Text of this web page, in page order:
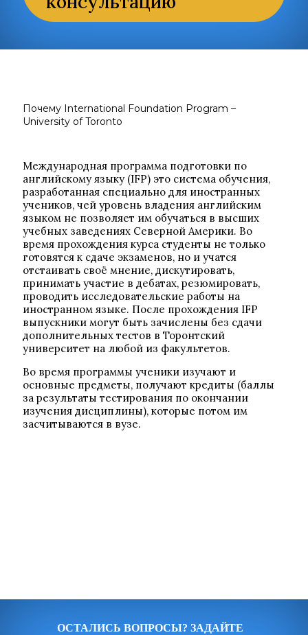
Почему International Foundation Program –
University of Toronto
Международная программа подготовки по
английскому языку (IFP) это система обучения,
разработанная специально для иностранных
учеников, чей уровень владения английским
языком не позволяет им обучаться в высших
учебных заведениях Северной Америки. Во
время прохождения курса студенты не только
готовятся к сдаче экзаменов, но и учатся
отстаивать своё мнение, дискутировать,
принимать участие в дебатах, резюмировать,
проводить исследовательские работы на
иностранном языке. После прохождения IFP
выпускники могут быть зачислены без сдачи
дополнительных тестов в Торонтский
университет на любой из факультетов.
Во время программы ученики изучают и
основные предметы, получают кредиты (баллы
за результаты тестирования по окончании
изучения дисциплины), которые потом им
засчитываются в вузе.
ОСТАЛИСЬ ВОПРОСЫ? ЗАДАЙТЕ